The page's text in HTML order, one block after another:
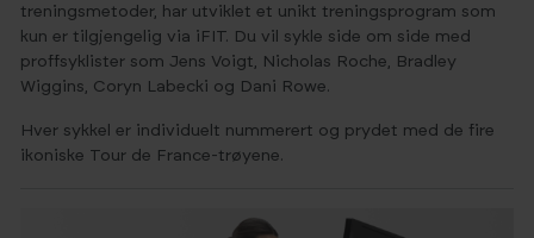
treningsmetoder, har utviklet et unikt treningsprogram som
kun er tilgjengelig via iFIT. Du vil sykle side om side med
proffsyklister som Jens Voigt, Nicholas Roche, Bradley
Wiggins, Coryn Labecki og Dani Rowe.
Hver sykkel er individuelt nummerert og prydet med de fire
ikoniske Tour de France-trøyene.​